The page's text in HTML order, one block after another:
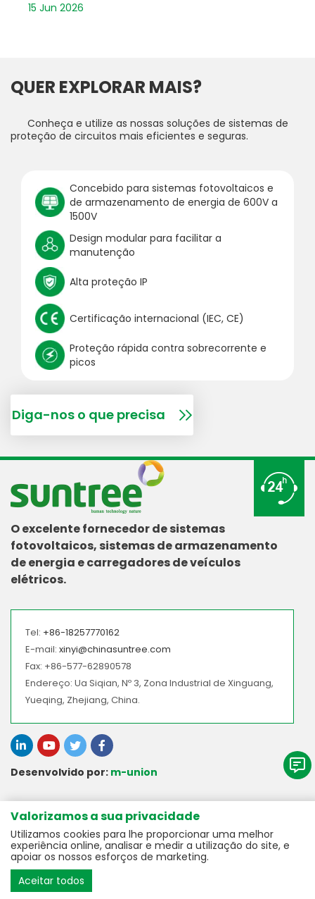
15 Jun 2026
QUER EXPLORAR MAIS?
Conheça e utilize as nossas soluções de sistemas de
proteção de circuitos mais eficientes e seguras.
Concebido para sistemas fotovoltaicos e
de armazenamento de energia de 600V a
1500V
Design modular para facilitar a
manutenção
Alta proteção IP
Certificação internacional (IEC, CE)
Proteção rápida contra sobrecorrente e
picos
Diga-nos o que precisa
O excelente fornecedor de sistemas
fotovoltaicos, sistemas de armazenamento
de energia e carregadores de veículos
elétricos.
Tel: +86-18257770162
E-mail: xinyi@chinasuntree.com
Fax: +86-577-62890578
Endereço: Ua Siqian, Nº 3, Zona Industrial de Xinguang,
Yueqing, Zhejiang, China.
Desenvolvido por: m-union
> A Nossa Linha de Produtos
> Acessórios CC para Ligação à Rede
> Acessórios para Armazenamento de Energia CC
> Acessórios CC Off-Grid
> Caixa de Combinador
> Serviço
> Transferência de Dados do Produto
> Serviço ao Cliente
> Sobre
> suntree
Valorizamos a sua privacidade
Utilizamos cookies para lhe proporcionar uma melhor
experiência online, analisar e medir a utilização do site, e
apoiar os nossos esforços de marketing.
Aceitar todos